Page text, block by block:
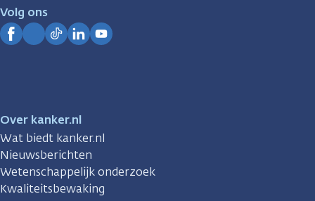
Volg ons
Over kanker.nl
Wat biedt kanker.nl
Nieuwsberichten
Wetenschappelijk onderzoek
Kwaliteitsbewaking